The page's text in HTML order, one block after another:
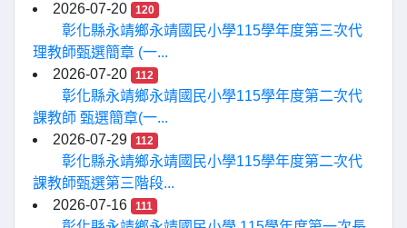
2026-07-20
120
彰化縣永靖鄉永靖國民小學115學年度第三次代
理教師甄選簡章 (一...
2026-07-20
112
彰化縣永靖鄉永靖國民小學115學年度第二次代
課教師 甄選簡章(一...
2026-07-29
112
彰化縣永靖鄉永靖國民小學115學年度第二次代
課教師甄選第三階段...
2026-07-16
111